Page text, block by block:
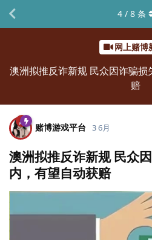
网上赌博
澳洲拟推反诈新规 民众因诈骗
赔
4 / 8 条
赌博游戏平台 3 6月
澳洲拟推反诈新规 民众
内，有望自动获赔